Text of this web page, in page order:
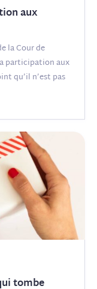
aux
la Cour de
participation aux
qu’il n’est pas
tombe